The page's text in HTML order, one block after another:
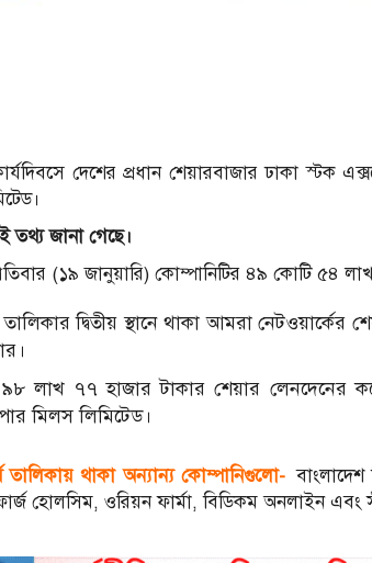
দেশের প্রধান শেয়ারবাজার ঢাকা স্টক
তথ্য জানা গেছে।
(১৯ জানুয়ারি) কোম্পানিটির ৪৯ কোটি ৫৪
দ্বিতীয় স্থানে থাকা আমরা
লাখ ৭৭ হাজার টাকার শেয়ার লেনদেনের
মিলস লিমিটেড।
তালিকায় থাকা অন্যান্য কোম্পানিগুলো-
হোলসিম, ওরিয়ন ফার্মা, বিডিকম অনলাইন এবং